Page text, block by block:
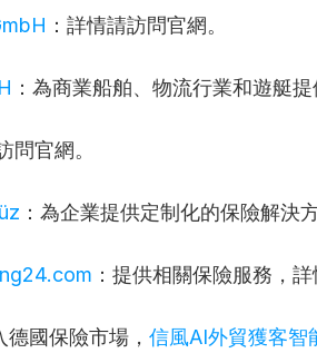
：詳情請訪問官網。
：為商業船舶、物流行業和遊艇提
問官網。
：為企業提供定制化的保險解決方
：提供相關保險服務，詳
國保險市場， 信風AI外貿獲客智